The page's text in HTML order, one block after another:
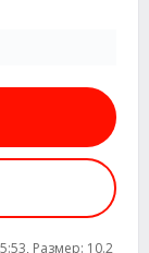
Размер: 10.2